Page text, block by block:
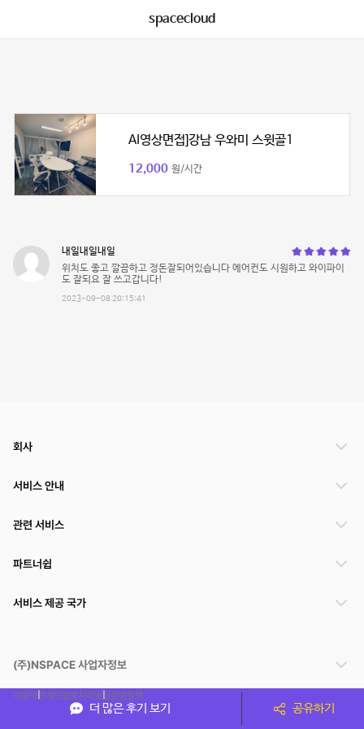
spacecloud
AI영상면접]강남 우와미 스윗골1
12,000 원/시간
내일내일내일
위치도 좋고 깔끔하고 정돈잘되어있습니다 에어컨도 시원하고 와이파이
도 잘되요 잘 쓰고갑니다!
2023-09-08 20:15:41
더 많은 후기 보기 공유하기
회사
서비스 안내
관련 서비스
파트너쉽
서비스 제공 국가
(주)NSPACE 사업자정보
이용약관개인정보처리방침운영정책
스페이스클라우드는 통신판매중개자이며 통신판매의 당사자가 아닙니다. 따라서 스페이스클